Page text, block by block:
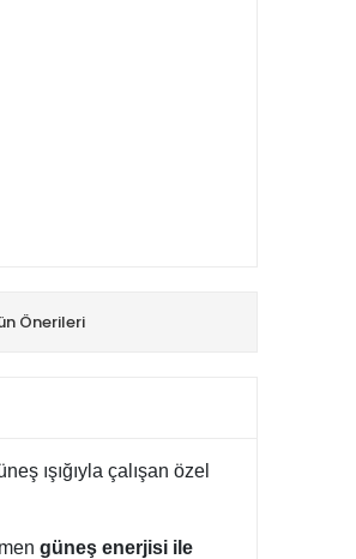
Önerileri
ışığıyla çalışan özel
güneş enerjisi ile